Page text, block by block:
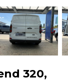
320,